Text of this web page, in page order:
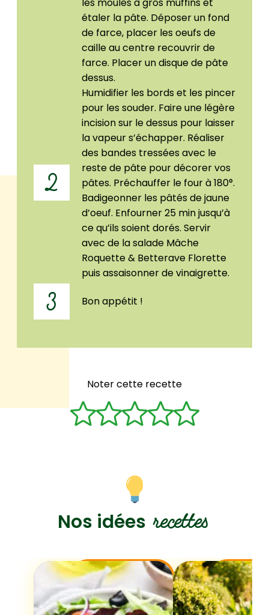
étaler la pâte. Déposer un fond
de farce, placer les oeufs de
caille au centre recouvrir de
farce. Placer un disque de pâte
dessus.
2
Humidifier les bords et les pincer
pour les souder. Faire une légère
incision sur le dessus pour laisser
la vapeur s’échapper. Réaliser
des bandes tressées avec le
reste de pâte pour décorer vos
pâtes. Préchauffer le four à 180°.
Badigeonner les pâtés de jaune
d’oeuf. Enfourner 25 min jusqu’à
ce qu’ils soient dorés. Servir
avec de la salade Mâche
Roquette & Betterave Florette
puis assaisonner de vinaigrette.
3 Bon appétit !
Noter cette recette
Nos idées recettes